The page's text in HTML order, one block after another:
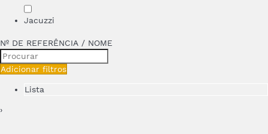
Jacuzzi
Nº DE REFERÊNCIA / NOME
Adicionar filtros
Lista
›